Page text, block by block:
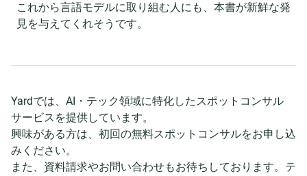
これから言語モデルに取り組む人にも、本書が新鮮な発
見を与えてくれそうです。
Yardでは、AI・テック領域に特化したスポットコンサル
サービスを提供しています。
興味がある方は、初回の無料スポットコンサルをお申し込
みください。
また、資料請求やお問い合わせもお待ちしております。テ